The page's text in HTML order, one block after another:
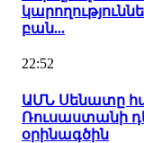
բան...
22:52
ԱՄՆ Սենատը
Ռուսաստանի
օրինագծին